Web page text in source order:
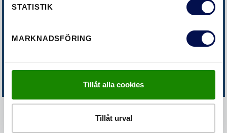
STATISTIK
MARKNADSFÖRING
Tillåt alla cookies
Tillåt urval
HITTAR DU INTE DET DU LETAR
EFTER?
KONTAKTA OSS